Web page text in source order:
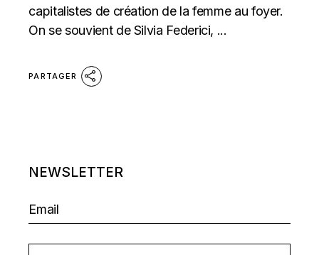
capitalistes de création de la femme au foyer.
On se souvient de Silvia Federici, ...
PARTAGER
NEWSLETTER